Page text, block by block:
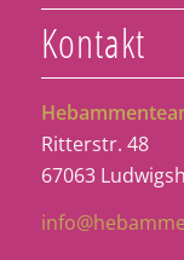
Kontakt
Ritterstr. 48
67063